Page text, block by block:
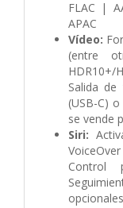
FLAC |
APAC
Vídeo:
(entre
HDR10+/
Salida
(USB-C)
se vende
Siri:
Control